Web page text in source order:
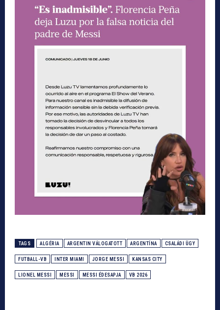
TAGS ALGÉRIA ARGENTIN VÁLOGATOTT ARGENTÍNA CSALÁDI ÜGY
FUTBALL-VB INTER MIAMI JORGE MESSI KANSAS CITY
LIONEL MESSI MESSI MESSI ÉDESAPJA VB 2026